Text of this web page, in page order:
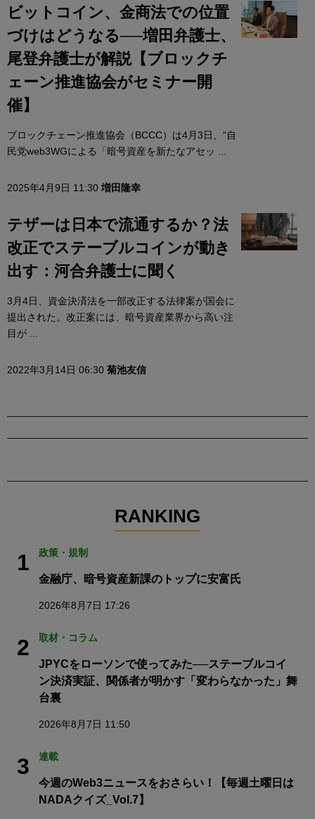
ビットコイン、金商法での位置
づけはどうなる──増田弁護士、
尾登弁護士が解説【ブロックチ
ェーン推進協会がセミナー開
催】
ブロックチェーン推進協会（BCCC）は4月3日、“自
民党web3WGによる「暗号資産を新たなアセッ ...
2025年4月9日 11:30 増田隆幸
テザーは日本で流通するか？法
改正でステーブルコインが動き
出す：河合弁護士に聞く
3月4日、資金決済法を一部改正する法律案が国会に
提出された。改正案には、暗号資産業界から高い注
目が ...
2022年3月14日 06:30 菊池友信
RANKING
1 政策・規制
金融庁、暗号資産新課のトップに安富氏
2026年8月7日 17:26
2 取材・コラム
JPYCをローソンで使ってみた──ステーブルコイ
ン決済実証、関係者が明かす「変わらなかった」舞
台裏
2026年8月7日 11:50
3 連載
今週のWeb3ニュースをおさらい！【毎週土曜日は
NADAクイズ_Vol.7】